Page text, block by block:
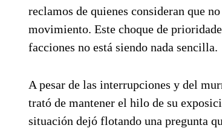
reclamos de quienes consideran que
movimiento. Este choque de
facciones no está siendo nada sencilla.
A pesar de las interrupciones y del
trató de mantener el hilo de su
situación dejó flotando una pregunta